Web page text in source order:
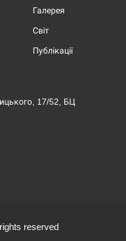
Галерея
Світ
Публікації
17/52, БЦ
reserved